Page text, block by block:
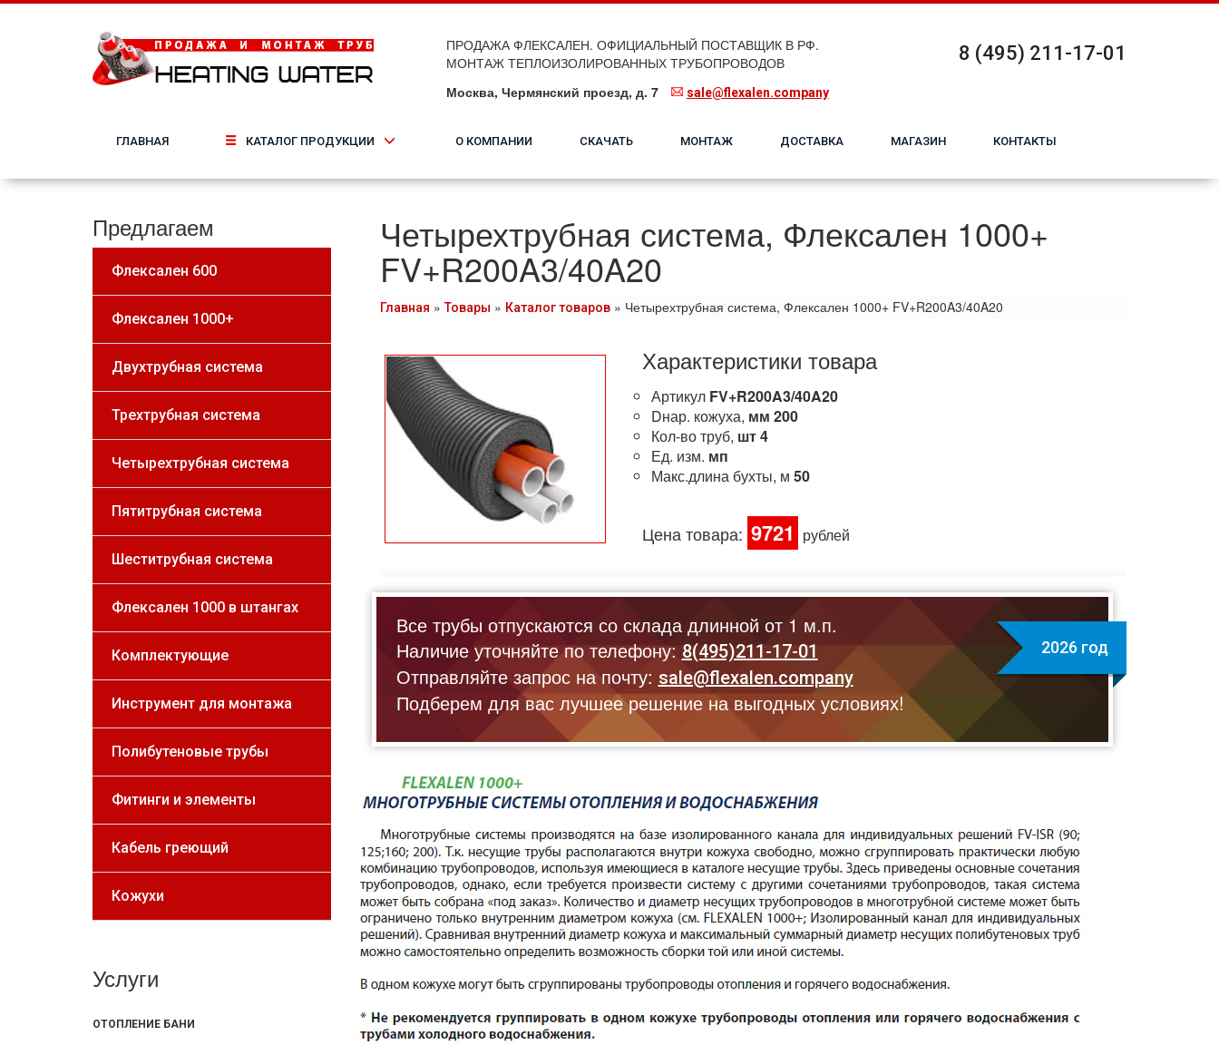
ПРОДАЖА ФЛЕКСАЛЕН. ОФИЦИАЛЬНЫЙ ПОСТАВЩИК В РФ.
МОНТАЖ ТЕПЛОИЗОЛИРОВАННЫХ ТРУБОПРОВОДОВ
Москва, Чермянский проезд, д. 7
sale@flexalen.company
8 (495) 211-17-01
ГЛАВНАЯ КАТАЛОГ ПРОДУКЦИИ О КОМПАНИИ СКАЧАТЬ МОНТАЖ ДОСТАВКА МАГАЗИН КОНТАКТЫ
Предлагаем
Флексален 600
Флексален 1000+
Двухтрубная система
Трехтрубная система
Четырехтрубная система
Пятитрубная система
Шеститрубная система
Флексален 1000 в штангах
Комплектующие
Инструмент для монтажа
Полибутеновые трубы
Фитинги и элементы
Кабель греющий
Кожухи
Услуги
ОТОПЛЕНИЕ БАНИ
Четырехтрубная система, Флексален 1000+
FV+R200A3/40A20
Главная »Товары » Каталог товаров» Четырехтрубная система, Флексален 1000+ FV+R200A3/40A20
Характеристики товара
Артикул FV+R200A3/40A20
Dнар. кожуха, мм 200
Кол-во труб, шт4
Ед. изм. мп
Макс.длина бухты, м 50
Цена товара: 9721 рублей
Все трубы отпускаются со склада длинной от 1 м.п.
Наличие уточняйте по телефону:8(495)211-17-01
Отправляйте запрос на почту: sale@flexalen.company
Подберем для вас лучшее решение на выгодных условиях!
2026 год